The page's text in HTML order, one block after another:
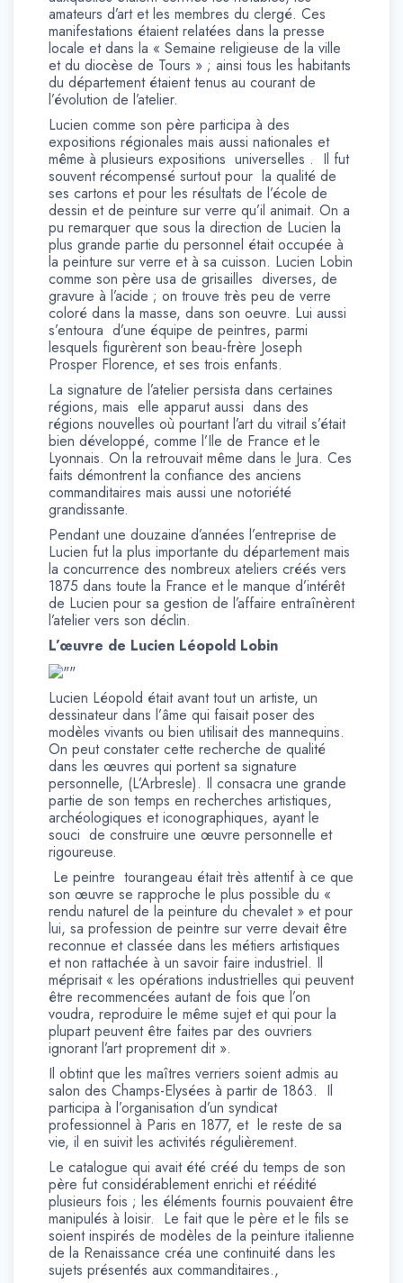
amateurs d’art et les membres du clergé. Ces
manifestations étaient relatées dans la presse
locale et dans la « Semaine religieuse de la ville
et du diocèse de Tours » ; ainsi tous les habitants
du département étaient tenus au courant de
l’évolution de l’atelier.
Lucien comme son père participa à des
expositions régionales mais aussi nationales et
même à plusieurs expositions universelles . Il fut
souvent récompensé surtout pour la qualité de
ses cartons et pour les résultats de l’école de
dessin et de peinture sur verre qu’il animait. On a
pu remarquer que sous la direction de Lucien la
plus grande partie du personnel était occupée à
la peinture sur verre et à sa cuisson. Lucien Lobin
comme son père usa de grisailles diverses, de
gravure à l’acide ; on trouve très peu de verre
coloré dans la masse, dans son oeuvre. Lui aussi
s’entoura d’une équipe de peintres, parmi
lesquels figurèrent son beau-frère Joseph
Prosper Florence, et ses trois enfants.
La signature de l’atelier persista dans certaines
régions, mais elle apparut aussi dans des
régions nouvelles où pourtant l’art du vitrail s’était
bien développé, comme l’Ile de France et le
Lyonnais. On la retrouvait même dans le Jura. Ces
faits démontrent la confiance des anciens
commanditaires mais aussi une notoriété
grandissante.
Pendant une douzaine d’années l’entreprise de
Lucien fut la plus importante du département mais
la concurrence des nombreux ateliers créés vers
1875 dans toute la France et le manque d’intérêt
de Lucien pour sa gestion de l’affaire entraînèrent
l’atelier vers son déclin.
L’œuvre de Lucien Léopold Lobin
Lucien Léopold était avant tout un artiste, un
dessinateur dans l’âme qui faisait poser des
modèles vivants ou bien utilisait des mannequins.
On peut constater cette recherche de qualité
dans les œuvres qui portent sa signature
personnelle, (L’Arbresle). Il consacra une grande
partie de son temps en recherches artistiques,
archéologiques et iconographiques, ayant le
souci de construire une œuvre personnelle et
rigoureuse.
Le peintre tourangeau était très attentif à ce que
son œuvre se rapproche le plus possible du «
rendu naturel de la peinture du chevalet » et pour
lui, sa profession de peintre sur verre devait être
reconnue et classée dans les métiers artistiques
et non rattachée à un savoir faire industriel. Il
méprisait « les opérations industrielles qui peuvent
être recommencées autant de fois que l’on
voudra, reproduire le même sujet et qui pour la
plupart peuvent être faites par des ouvriers
ignorant l’art proprement dit ».
Il obtint que les maîtres verriers soient admis au
salon des Champs-Elysées à partir de 1863. Il
participa à l’organisation d’un syndicat
professionnel à Paris en 1877, et le reste de sa
vie, il en suivit les activités régulièrement.
Le catalogue qui avait été créé du temps de son
père fut considérablement enrichi et réédité
plusieurs fois ; les éléments fournis pouvaient être
manipulés à loisir. Le fait que le père et le fils se
soient inspirés de modèles de la peinture italienne
de la Renaissance créa une continuité dans les
sujets présentés aux commanditaires.,